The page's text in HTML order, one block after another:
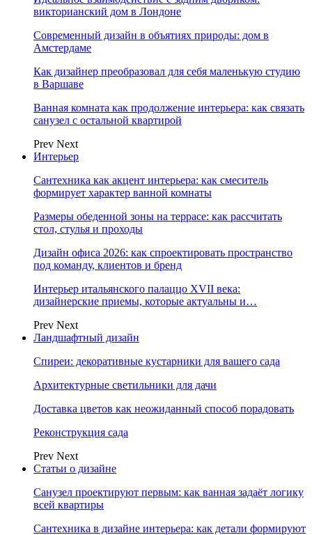
викторианский дом в Лондоне
Современный дизайн в объятиях природы: дом в
Амстердаме
Как дизайнер преобразовал для себя маленькую студию
в Варшаве
Ванная комната как продолжение интерьера: как связать
санузел с остальной квартирой
Prev Next
Интерьер
Сантехника как акцент интерьера: как смеситель
формирует характер ванной комнаты
Размеры обеденной зоны на террасе: как рассчитать
стол, стулья и проходы
Дизайн офиса 2026: как спроектировать пространство
под команду, клиентов и бренд
Интерьер итальянского палаццо XVII века:
дизайнерские приемы, которые актуальны и…
Prev Next
Ландшафтный дизайн
Спиреи: декоративные кустарники для вашего сада
Архитектурные светильники для дачи
Доставка цветов как неожиданный способ порадовать
Реконструкция сада
Prev Next
Статьи о дизайне
Санузел проектируют первым: как ванная задаёт логику
всей квартиры
Сантехника в дизайне интерьера: как детали формируют